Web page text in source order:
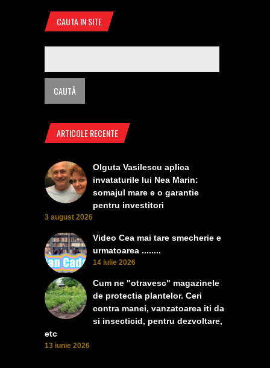
CAUTA IN SITE
ARTICOLE RECENTE
Olguta Vasilescu aplica
invataturile lui Nea Marin:
somajul mare e o garantie
pentru investitori
3 august 2026
Video Cea mai tare smecherie e
urmatoarea ........
14 iulie 2026
Cum ne "otravesc" magazinele
de protectia plantelor. Ceri
contra manei, vanzatoarea iti da
si insecticid, pentru dezvoltare,
etc
13 iunie 2026